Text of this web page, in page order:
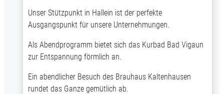
Unser Stützpunkt in Hallein ist der perfekte
Ausgangspunkt für unsere Unternehmungen.
Als Abendprogramm bietet sich das Kurbad Bad Vigaun
zur Entspannung förmlich an.
Ein abendlicher Besuch des Brauhaus Kaltenhausen
rundet das Ganze gemütlich ab.